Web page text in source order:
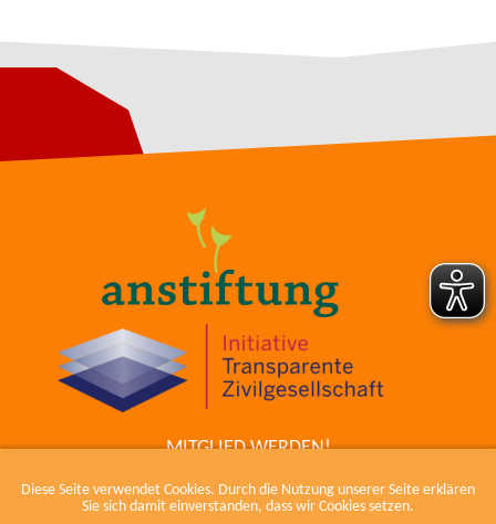
Diese Seite verwendet Cookies. Durch die Nutzung unserer Seite erklären
Sie sich damit einverstanden, dass wir Cookies setzen.
MITGLIED WERDEN!
KONTAKT